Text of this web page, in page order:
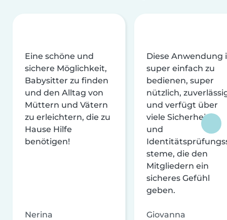
Eine schöne und
sichere Möglichkeit,
Babysitter zu finden
und den Alltag von
Müttern und Vätern
zu erleichtern, die zu
Hause Hilfe
benötigen!
Nerina
Diese Anwendung
super einfach zu
bedienen, super
nützlich,
und verfügt über
viele Sicherheits-
und
steme, die den
Mitgliedern ein
sicheres Gefühl
geben.
Giovanna